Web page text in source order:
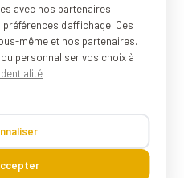
98avis
bouchon +
avec nos partenaires
d'affichage. Ces
même et nos partenaires.
personnaliser vos choix à